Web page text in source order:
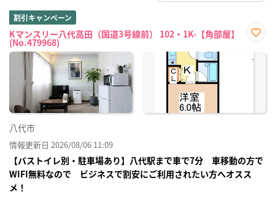
割引キャンペーン
Kマンスリー八代高田（国道3号線前） 102・1K-【角部屋】
(No.479968)
に入
り登
八代市
情報更新日 2026/08/06 11:09
【バストイレ別・駐車場あり】八代駅まで車で7分 車移動の方で
WIFI無料なので ビジネスで割安にご利用されたい方へオスス
メ！